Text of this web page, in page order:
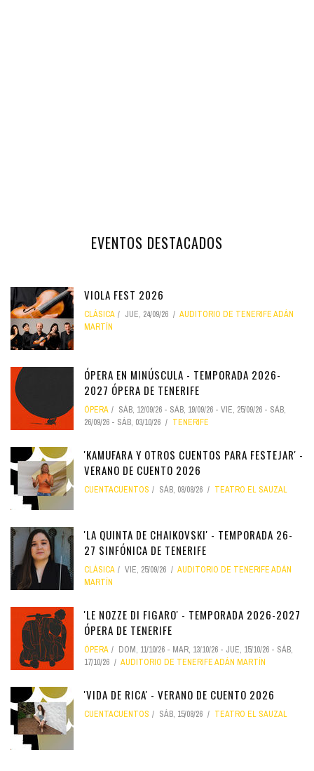
EVENTOS DESTACADOS
VIOLA FEST 2026
CLÁSICA JUE, 24/09/26
AUDITORIO DE TENERIFE ADÁN
MARTÍN
ÓPERA EN MINÚSCULA - TEMPORADA 2026-
2027 ÓPERA DE TENERIFE
ÓPERA SÁB, 12/09/26 - SÁB, 19/09/26 - VIE, 25/09/26 - SÁB,
26/09/26 - SÁB, 03/10/26 TENERIFE
'KAMUFARA Y OTROS CUENTOS PARA FESTEJAR' -
VERANO DE CUENTO 2026
CUENTACUENTOS SÁB, 08/08/26 TEATRO EL SAUZAL
'LA QUINTA DE CHAIKOVSKI' - TEMPORADA 26-
27 SINFÓNICA DE TENERIFE
CLÁSICA VIE, 25/09/26
AUDITORIO DE TENERIFE ADÁN
MARTÍN
'LE NOZZE DI FIGARO' - TEMPORADA 2026-2027
ÓPERA DE TENERIFE
ÓPERA DOM, 11/10/26 - MAR, 13/10/26 - JUE, 15/10/26 - SÁB,
17/10/26
AUDITORIO DE TENERIFE ADÁN MARTÍN
'VIDA DE RICA' - VERANO DE CUENTO 2026
CUENTACUENTOS SÁB, 15/08/26 TEATRO EL SAUZAL